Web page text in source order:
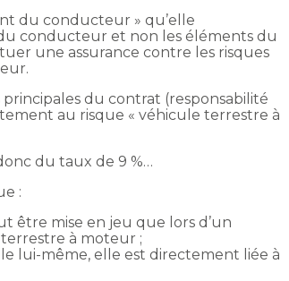
du conducteur » qu’elle
conducteur et non les éléments du
une assurance contre les risques
principales du contrat (responsabilité
au risque « véhicule terrestre à
du taux de 9 %…
:
être mise en jeu que lors d’un
à moteur ;
lui-même, elle est directement liée à